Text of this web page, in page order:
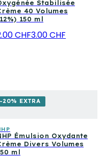
Stabilisée
40 Volumes
150 ml
CHF3.00 CHF
-20% EXTRA
Émulsion Oxydante
Divers Volumes
ml